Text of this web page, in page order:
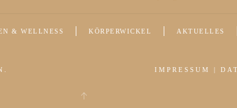
& WELLNESS KÖRPERWICKEL AKTUELLES
IMPRESSUM |